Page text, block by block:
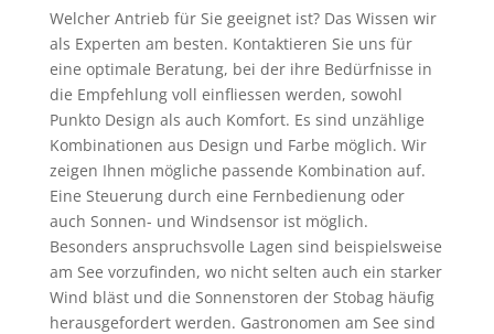
Welcher Antrieb für Sie geeignet ist? Das Wissen wir
als Experten am besten. Kontaktieren Sie uns für
eine optimale Beratung, bei der ihre Bedürfnisse in
die Empfehlung voll einfliessen werden, sowohl
Punkto Design als auch Komfort. Es sind unzählige
Kombinationen aus Design und Farbe möglich. Wir
zeigen Ihnen mögliche passende Kombination auf.
Eine Steuerung durch eine Fernbedienung oder
auch Sonnen- und Windsensor ist möglich.
Besonders anspruchsvolle Lagen sind beispielsweise
am See vorzufinden, wo nicht selten auch ein starker
Wind bläst und die Sonnenstoren der Stobag häufig
herausgefordert werden. Gastronomen am See sind